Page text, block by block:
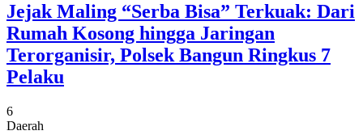
Jejak Maling “Serba Bisa” Terkuak: Dari
Rumah Kosong hingga Jaringan
Terorganisir, Polsek Bangun Ringkus 7
Pelaku
6
Daerah